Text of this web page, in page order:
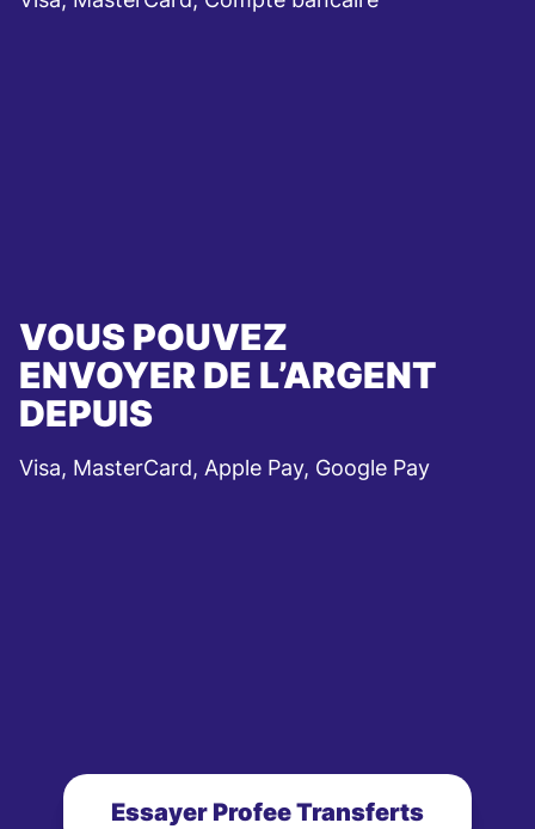
VOUS POUVEZ
ENVOYER DE L’ARGENT
DEPUIS
Visa, MasterCard, Apple Pay, Google Pay
Essayer Profee Transferts